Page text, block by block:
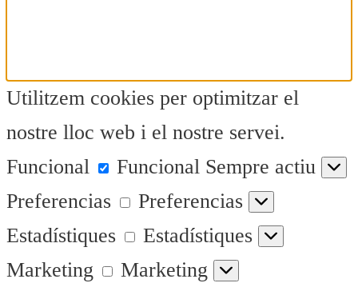
Utilitzem cookies per optimitzar el
nostre lloc web i el nostre servei.
Funcional
Funcional Sempre actiu
Preferencias
Preferencias
Estadístiques
Estadístiques
Marketing
Marketing